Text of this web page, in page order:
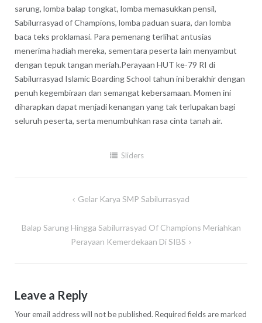
sarung, lomba balap tongkat, lomba memasukkan pensil,
Sabilurrasyad of Champions, lomba paduan suara, dan lomba
baca teks proklamasi. Para pemenang terlihat antusias
menerima hadiah mereka, sementara peserta lain menyambut
dengan tepuk tangan meriah.Perayaan HUT ke-79 RI di
Sabilurrasyad Islamic Boarding School tahun ini berakhir dengan
penuh kegembiraan dan semangat kebersamaan. Momen ini
diharapkan dapat menjadi kenangan yang tak terlupakan bagi
seluruh peserta, serta menumbuhkan rasa cinta tanah air.
Sliders
navigation
Gelar Karya SMP Sabilurrasyad
Balap Sarung Hingga Sabilurrasyad Of Champions Meriahkan
Perayaan Kemerdekaan Di SIBS
Leave a Reply
Your email address will not be published. Required fields are marked